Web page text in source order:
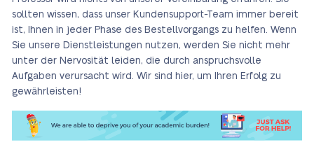
sollten wissen, dass unser Kundensupport-Team immer bereit
ist, Ihnen in jeder Phase des Bestellvorgangs zu helfen. Wenn
Sie unsere Dienstleistungen nutzen, werden Sie nicht mehr
unter der Nervosität leiden, die durch anspruchsvolle
Aufgaben verursacht wird. Wir sind hier, um Ihren Erfolg zu
gewährleisten!